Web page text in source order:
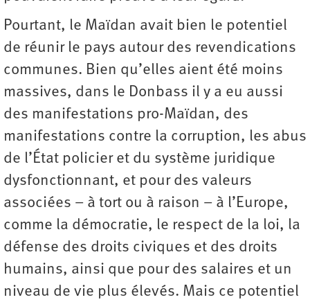
Pourtant, le Maïdan avait bien le potentiel
de réunir le pays autour des revendications
communes. Bien qu’elles aient été moins
massives, dans le Donbass il y a eu aussi
des manifestations pro-Maïdan, des
manifestations contre la corruption, les abus
de l’État policier et du système juridique
dysfonctionnant, et pour des valeurs
associées – à tort ou à raison – à l’Europe,
comme la démocratie, le respect de la loi, la
défense des droits civiques et des droits
humains, ainsi que pour des salaires et un
niveau de vie plus élevés. Mais ce potentiel